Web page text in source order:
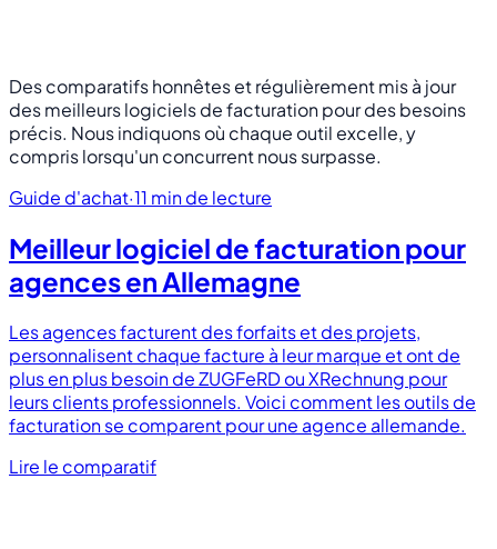
Des comparatifs honnêtes et régulièrement mis à jour
des meilleurs logiciels de facturation pour des besoins
précis. Nous indiquons où chaque outil excelle, y
compris lorsqu'un concurrent nous surpasse.
Guide d'achat·11 min de lecture
Meilleur logiciel de facturation pour
agences en Allemagne
Les agences facturent des forfaits et des projets,
personnalisent chaque facture à leur marque et ont de
plus en plus besoin de ZUGFeRD ou XRechnung pour
leurs clients professionnels. Voici comment les outils de
facturation se comparent pour une agence allemande.
Lire le comparatif